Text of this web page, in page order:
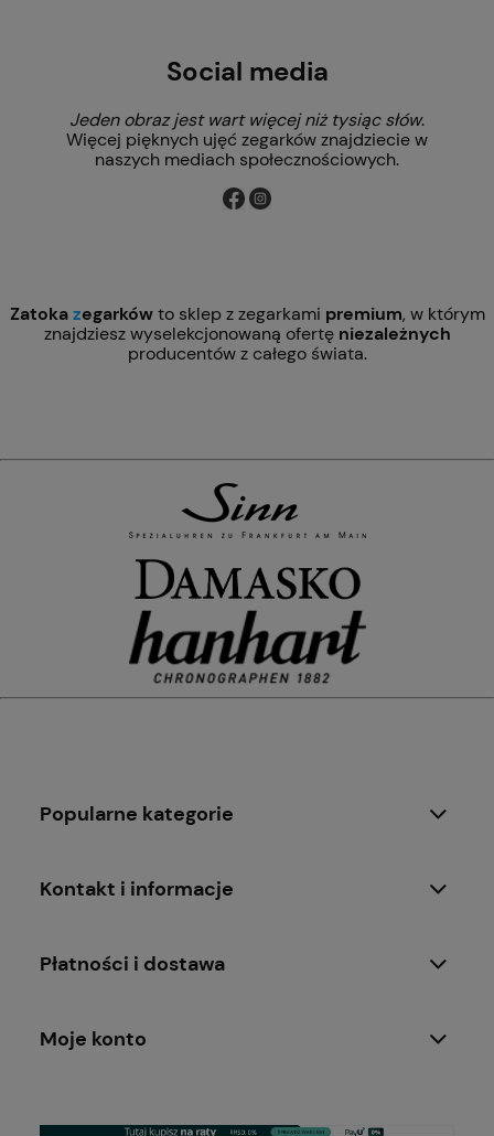
Social media
Jeden obraz jest wart więcej niż tysiąc słów.
Więcej pięknych ujęć zegarków znajdziecie w
naszych mediach społecznościowych.
Zatokazegarkówto sklep z zegarkami premium, w którym
znajdziesz wyselekcjonowaną ofertę niezależnych
producentów z całego świata.
Popularne kategorie
Kontakt i informacje
Płatności i dostawa
Moje konto